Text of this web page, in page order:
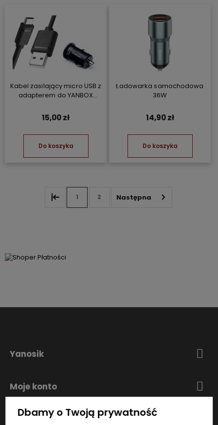
Kabel zasilający micro USB z
adapterem do YANBOX
15,00 zł
Do koszyka
Ładowarka samochodowa
36W
14,90 zł
Do koszyka
1 2
Yanosik
Moje konto
Zakupy
Dbamy o Twoją prywatność